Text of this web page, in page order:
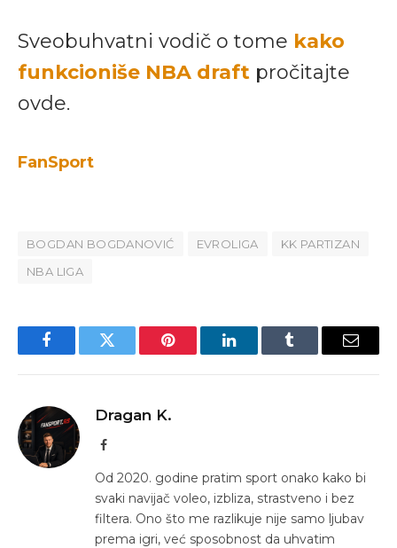
Sveobuhvatni vodič o tome kako
funkcioniše NBA draft pročitajte
ovde.
FanSport
BOGDAN BOGDANOVIĆ EVROLIGA
KK PARTIZAN
NBA LIGA
FacebookTwitter Pinterest LinkedInTumblr Email
Dragan K.
Facebook
Od 2020. godine pratim sport onako kako bi
svaki navijač voleo, izbliza, strastveno i bez
filtera. Ono što me razlikuje nije samo ljubav
prema igri, već sposobnost da uhvatim